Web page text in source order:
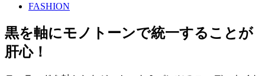
FASHION
黒を軸にモノトーンで統一することが
肝心！